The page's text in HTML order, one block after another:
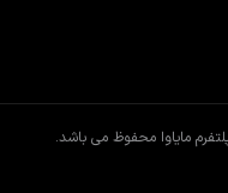
مایاوا محفوظ می باشد.